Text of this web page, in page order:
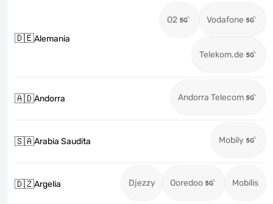
🇩🇪Alemania
O2 Vodafone
Telekom.de
🇦🇩Andorra Andorra Telecom
🇸🇦Arabia Saudita Mobily
🇩🇿Argelia Djezzy Ooredoo Mobilis